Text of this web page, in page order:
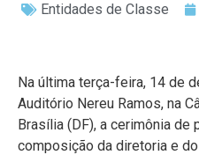
Entidades de Classe
Na última terça-feira, 14 de
Auditório Nereu Ramos, na
Brasília (DF), a cerimônia de
composição da diretoria e